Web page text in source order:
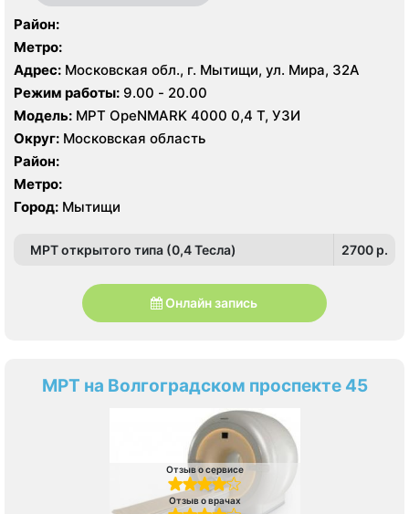
Район:
Метро:
Адрес: Московская обл., г. Мытищи, ул. Мира, 32А
Режим работы: 9.00 - 20.00
Модель: МРТ OpeNMARK 4000 0,4 Т, УЗИ
Округ: Московская область
Район:
Метро:
Город: Мытищи
МРТ открытого типа (0,4 Тесла) 2700 p.
Онлайн запись
МРТ на Волгоградском проспекте 45
Отзыв о сервисе
Отзыв о врачах